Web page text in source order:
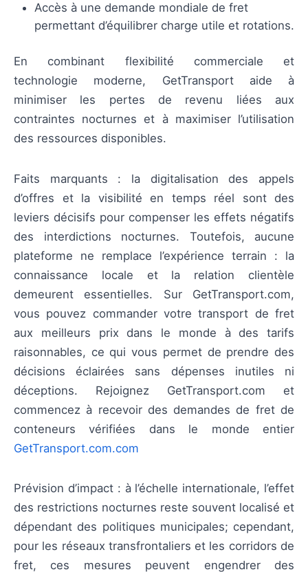
Accès à une demande mondiale de fret
permettant d’équilibrer charge utile et rotations.
En combinant flexibilité commerciale et
technologie moderne, GetTransport aide à
minimiser les pertes de revenu liées aux
contraintes nocturnes et à maximiser l’utilisation
des ressources disponibles.
Faits marquants : la digitalisation des appels
d’offres et la visibilité en temps réel sont des
leviers décisifs pour compenser les effets négatifs
des interdictions nocturnes. Toutefois, aucune
plateforme ne remplace l’expérience terrain : la
connaissance locale et la relation clientèle
demeurent essentielles. Sur GetTransport.com,
vous pouvez commander votre transport de fret
aux meilleurs prix dans le monde à des tarifs
raisonnables, ce qui vous permet de prendre des
décisions éclairées sans dépenses inutiles ni
déceptions. Rejoignez GetTransport.com et
commencez à recevoir des demandes de fret de
conteneurs vérifiées dans le monde entier
GetTransport.com.com
Prévision d’impact : à l’échelle internationale, l’effet
des restrictions nocturnes reste souvent localisé et
dépendant des politiques municipales; cependant,
pour les réseaux transfrontaliers et les corridors de
fret, ces mesures peuvent engendrer des